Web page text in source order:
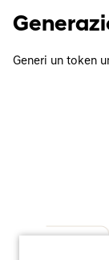
Generi un token